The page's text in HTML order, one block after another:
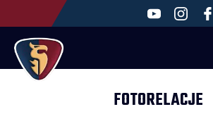
FOTORELACJE